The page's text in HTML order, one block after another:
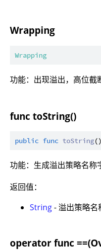
Wrapping
Wrapping
功能：出现溢出，高位截
func toString()
public func toString
功能：生成溢出策略名称
返回值：
String- 溢出策略名
operator func